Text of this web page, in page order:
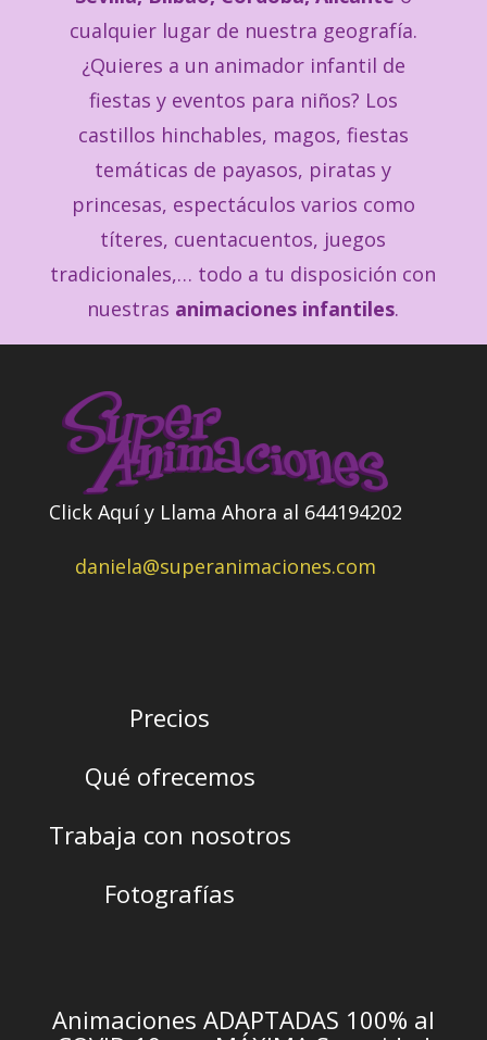
cualquier lugar de nuestra geografía.
¿Quieres a un animador infantil de
fiestas y eventos para niños? Los
castillos hinchables, magos, fiestas
temáticas de payasos, piratas y
princesas, espectáculos varios como
títeres, cuentacuentos, juegos
tradicionales,… todo a tu disposición con
nuestras animaciones infantiles.
Click Aquí y Llama Ahora al 644194202
daniela@superanimaciones.com
Precios
Qué ofrecemos
Trabaja con nosotros
Fotografías
Animaciones ADAPTADAS 100% al